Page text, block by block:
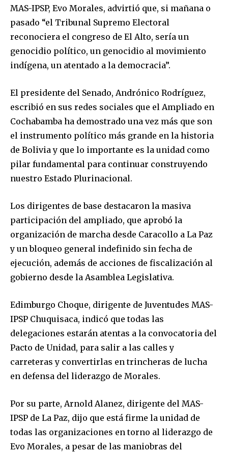
MAS-IPSP, Evo Morales, advirtió que, si mañana o
pasado “el Tribunal Supremo Electoral
reconociera el congreso de El Alto, sería un
genocidio político, un genocidio al movimiento
indígena, un atentado a la democracia”.
El presidente del Senado, Andrónico Rodríguez,
escribió en sus redes sociales que el Ampliado en
Cochabamba ha demostrado una vez más que son
el instrumento político más grande en la historia
de Bolivia y que lo importante es la unidad como
pilar fundamental para continuar construyendo
nuestro Estado Plurinacional.
Los dirigentes de base destacaron la masiva
participación del ampliado, que aprobó la
organización de marcha desde Caracollo a La Paz
y un bloqueo general indefinido sin fecha de
ejecución, además de acciones de fiscalización al
gobierno desde la Asamblea Legislativa.
Edimburgo Choque, dirigente de Juventudes MAS-
IPSP Chuquisaca, indicó que todas las
delegaciones estarán atentas a la convocatoria del
Pacto de Unidad, para salir a las calles y
carreteras y convertirlas en trincheras de lucha
en defensa del liderazgo de Morales.
Por su parte, Arnold Alanez, dirigente del MAS-
IPSP de La Paz, dijo que está firme la unidad de
todas las organizaciones en torno al liderazgo de
Evo Morales, a pesar de las maniobras del